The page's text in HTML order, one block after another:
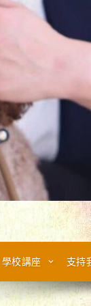
學校講座 支持